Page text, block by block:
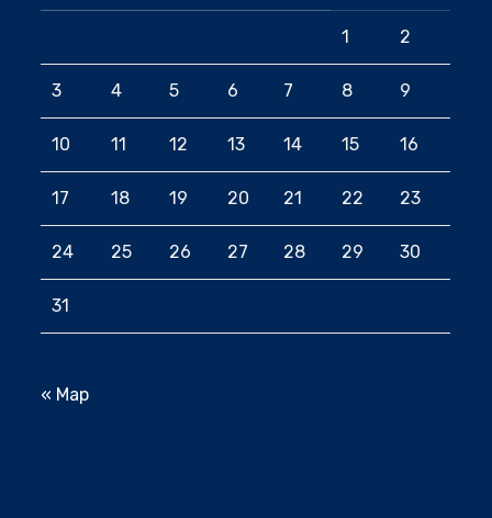
1 2
3 4 5 6 7 8 9
10 11 12 13 14 15 16
17 18 19 20 21 22 23
24 25 26 27 28 29 30
31
« Мар